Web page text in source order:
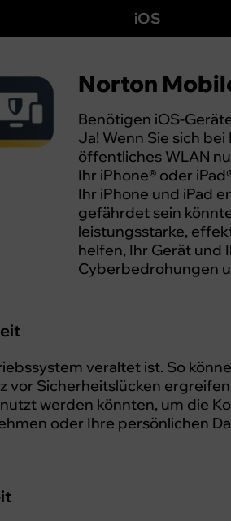
iOS
Norton
Benötigen iOS-
Ja! Wenn Sie sich
öffentliches WLAN
Ihr iPhone® oder
Ihr iPhone und iPad
gefährdet sein
leistungsstarke,
helfen, Ihr Gerät und
Cyberbedrohungen
veraltet ist. So
vor Sicherheitslücken
werden könnten, um die
oder Ihre persönlichen